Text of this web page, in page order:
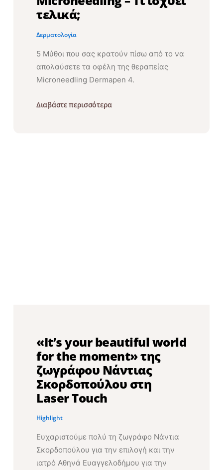
τελικά;
Δερματολογία
5 Μύθοι που σας κρατούν πίσω από το να
απολαύσετε τα οφέλη της θεραπείας
Microneedling Dermapen 4.
Διαβάστε περισσότερα
«It’s your beautiful world
for the moment» της
ζωγράφου Νάντιας
Σκορδοπούλου στη
Laser Touch
Highlight
Ευχαριστούμε πολύ τη ζωγράφο Νάντια
Σκορδοπούλου για την επιλογή και την
ιατρό Αθηνά Ευαγγελοδήμου για την